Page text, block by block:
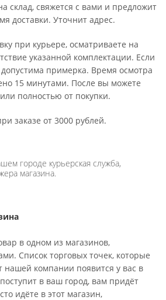
склад, свяжется с вами и предложит
доставки. Уточнит адрес.
при курьере, осматриваете на
указанной комплектации. Если
примерка. Время осмотра
15 минутами. После вы можете
полностью от покупки.
заказе от 3000 рублей.
городе курьерская служба,
магазина.
в одном из магазинов,
Список торговых точек, которые
нашей компании появится у вас в
в ваш город, вам придёт
идёте в этот магазин,